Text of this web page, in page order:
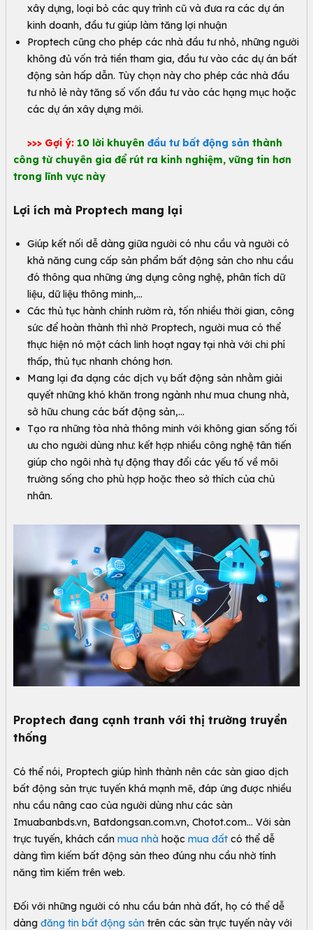
xây dựng, loại bỏ các quy trình cũ và đưa ra các dự án
kinh doanh, đầu tư giúp làm tăng lợi nhuận
Proptech cũng cho phép các nhà đầu tư nhỏ, những người
không đủ vốn trả tiền tham gia, đầu tư vào các dự án bất
động sản hấp dẫn. Tùy chọn này cho phép các nhà đầu
tư nhỏ lẻ này tăng số vốn đầu tư vào các hạng mục hoặc
các dự án xây dựng mới.
>>> Gợi ý: 10 lời khuyên đầu tư bất động sản thành
công từ chuyên gia để rút ra kinh nghiệm, vững tin hơn
trong lĩnh vực này
Lợi ích mà Proptech mang lại
Giúp kết nối dễ dàng giữa người có nhu cầu và người có
khả năng cung cấp sản phẩm bất động sản cho nhu cầu
đó thông qua những ứng dụng công nghệ, phân tích dữ
liệu, dữ liệu thông minh,…
Các thủ tục hành chính rườm rà, tốn nhiều thời gian, công
sức để hoàn thành thì nhờ Proptech, người mua có thể
thực hiện nó một cách linh hoạt ngay tại nhà với chi phí
thấp, thủ tục nhanh chóng hơn.
Mang lại đa dạng các dịch vụ bất động sản nhằm giải
quyết những khó khăn trong ngành như mua chung nhà,
sở hữu chung các bất động sản,…
Tạo ra những tòa nhà thông minh với không gian sống tối
ưu cho người dùng như: kết hợp nhiều công nghệ tân tiến
giúp cho ngôi nhà tự động thay đổi các yếu tố về môi
trường sống cho phù hợp hoặc theo sở thích của chủ
nhân.
Proptech đang cạnh tranh với thị trường truyền
thống
Có thể nói, Proptech giúp hình thành nên các sàn giao dịch
bất động sản trực tuyến khá mạnh mẽ, đáp ứng được nhiều
nhu cầu nâng cao của người dùng như các sàn
Imuabanbds.vn, Batdongsan.com.vn, Chotot.com... Với sàn
trực tuyến, khách cần mua nhà hoặc mua đất có thể dễ
dàng tìm kiếm bất động sản theo đúng nhu cầu nhờ tính
năng tìm kiếm trên web.
Đối với những người có nhu cầu bán nhà đất, họ có thể dễ
dàng đăng tin bất động sản trên các sàn trực tuyến này với